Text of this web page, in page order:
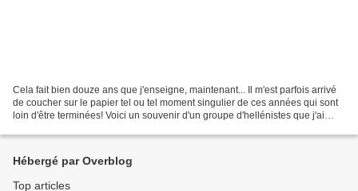
Cela fait bien douze ans que j'enseigne, maintenant... Il m'est parfois arrivé
de coucher sur le papier tel ou tel moment singulier de ces années qui sont
loin d'être terminées! Voici un souvenir d'un groupe d'hellénistes que j'ai
Hébergé par Overblog
Top articles